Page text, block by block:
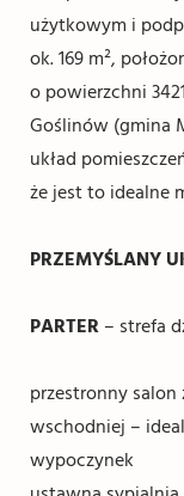
użytkowym i
ok. 169 m²,
o powierzchni
Goślinów (gmina
układ
że jest to idealne
PRZEMYŚLANY
PARTER – strefa
przestronny
wschodniej –
wypoczynek